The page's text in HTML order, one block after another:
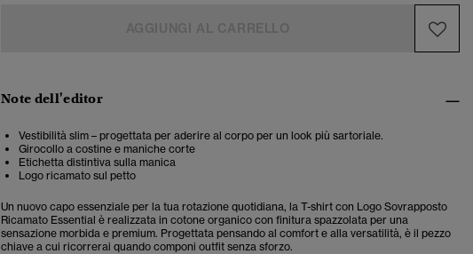
Note dell'editor
Vestibilità slim – progettata per aderire al corpo per un look più sartoriale.
Girocollo a costine e maniche corte
Etichetta distintiva sulla manica
Logo ricamato sul petto
Un nuovo capo essenziale per la tua rotazione quotidiana, la T-shirt con Logo Sovrapposto
Ricamato Essential è realizzata in cotone organico con finitura spazzolata per una
sensazione morbida e premium. Progettata pensando al comfort e alla versatilità, è il pezzo
chiave a cui ricorrerai quando componi outfit senza sforzo.